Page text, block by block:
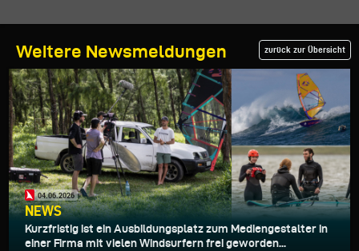
Weitere Newsmeldungen zurück zur Übersicht
04.06.2026
NEWS
Kurzfristig ist ein Ausbildungsplatz zum Mediengestalter in
einer Firma mit vielen Windsurfern frei geworden...